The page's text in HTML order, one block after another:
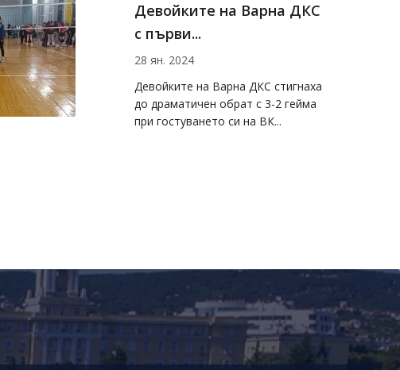
Девойките на Варна ДКС
с първи...
28 ян. 2024
Девойките на Варна ДКС стигнаха
до драматичен обрат с 3-2 гейма
при гостуването си на ВК...